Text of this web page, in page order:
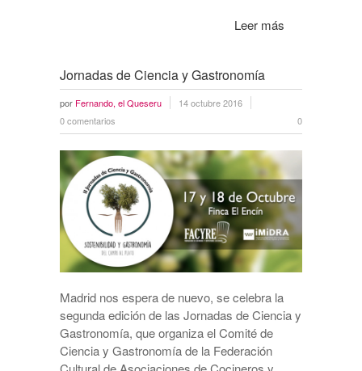
Leer más
Jornadas de Ciencia y Gastronomía
por Fernando, el Queseru
14 octubre 2016
0 comentarios
0
Madrid nos espera de nuevo, se celebra la
segunda edición de las Jornadas de Ciencia y
Gastronomía, que organiza el Comité de
Ciencia y Gastronomía de la Federación